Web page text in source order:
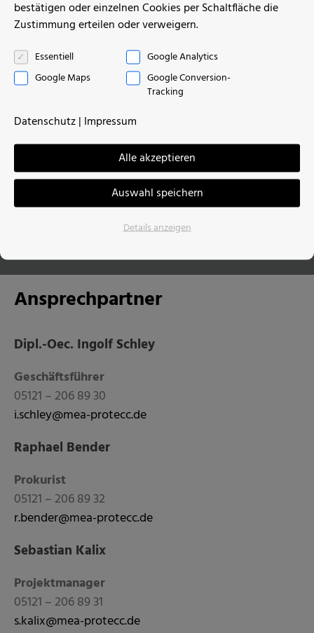
Ansprechpartner
Dipl.-Oec. Ingolf Schley
Geschäftsführer
05121 – 206 89 30
i.schley@mea-protecc.de
Raphael Bender
Prokurist
05121 – 206 89 32
r.bender@mea-protecc.de
Sebastian Kalix
Projektmanager
05121 – 206 89 31
s.kalix@mea-protecc.de
bestätigen oder einzelnen Cookies per Schaltfläche die
Zustimmung erteilen oder verweigern.
Essentiell
Google Analytics
Google Maps
Google Conversion-
Tracking
Datenschutz| Impressum
Alle akzeptieren
Auswahl speichern
Details anzeigen